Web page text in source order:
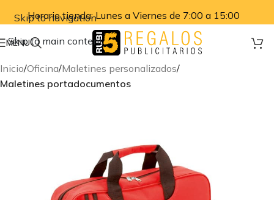
Skip to navigation
Skip to main content
Horario tienda: Lunes a Viernes de 7:00 a 15:00
MENU
Inicio Oficina Maletines personalizados
Maletines portadocumentos